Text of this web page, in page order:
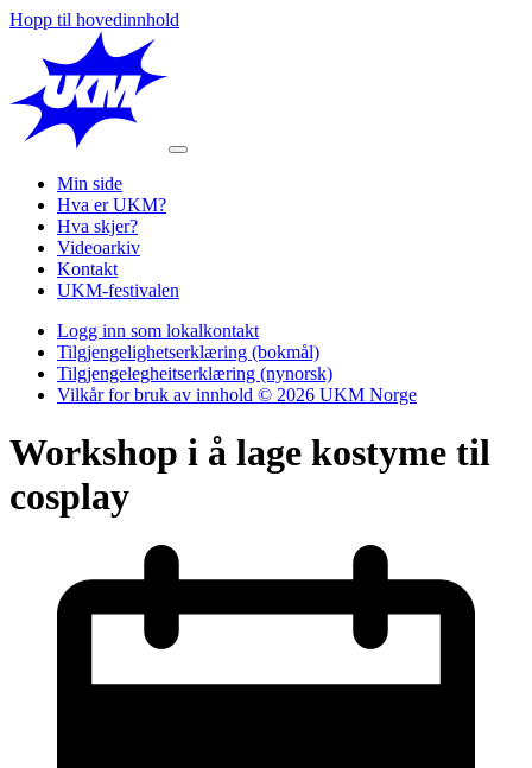
Hopp til hovedinnhold
Min side
Hva er UKM?
Hva skjer?
Videoarkiv
Kontakt
UKM-festivalen
Logg inn som lokalkontakt
Tilgjengelighetserklæring (bokmål)
Tilgjengelegheitserklæring (nynorsk)
Vilkår for bruk av innhold © 2026 UKM Norge
Workshop i å lage kostyme til
cosplay